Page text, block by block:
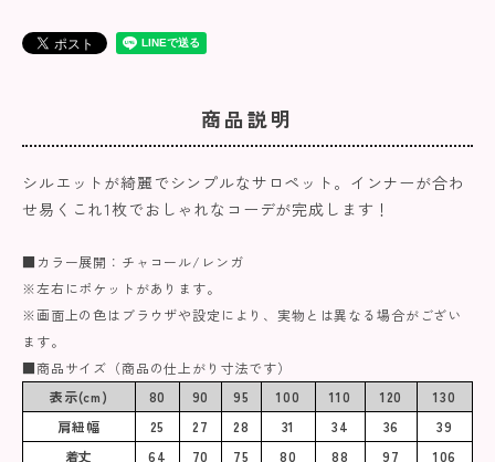
商品説明
シルエットが綺麗でシンプルなサロペット。インナーが合わ
せ易くこれ1枚でおしゃれなコーデが完成します！
■カラー展開：チャコール/レンガ
※左右にポケットがあります。
※画面上の色はブラウザや設定により、実物とは異なる場合がござい
ます。
■商品サイズ（商品の仕上がり寸法です）
表示(cm)
80 90 95 100 110 120
130
肩紐幅
25 27 28 31 34 36
39
着丈
64 70 75 80 88 97 106